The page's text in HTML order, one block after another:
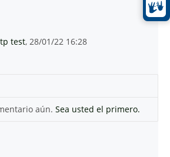
test, 28/01/22 16:28
aún. Sea usted el primero.